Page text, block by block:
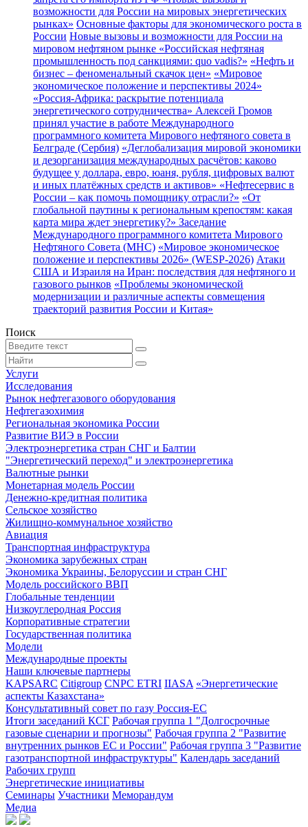
возможности для России на мировых энергетических
рынках» Основные факторы для экономического роста в
России Новые вызовы и возможности для России на
мировом нефтяном рынке «Российская нефтяная
промышленность под санкциями: quo vadis?» «Нефть и
бизнес – феноменальный скачок цен» «Мировое
экономическое положение и перспективы 2024»
«Россия-Африка: раскрытие потенциала
энергетического сотрудничества» Алексей Громов
принял участие в работе Международного
программного комитета Мирового нефтяного совета в
Белграде (Сербия) «Деглобализация мировой экономики
и дезорганизация международных расчётов: каково
будущее у доллара, евро, юаня, рубля, цифровых валют
и иных платёжных средств и активов» «Нефтесервис в
России – как помочь помощнику отрасли?» «От
глобальной паутины к региональным крепостям: какая
карта мира ждет энергетику?» Заседание
Международного программного комитета Мирового
Нефтяного Совета (МНС) «Мировое экономическое
положение и перспективы 2026» (WESP-2026) Атаки
США и Израиля на Иран: последствия для нефтяного и
газового рынков «Проблемы экономической
модернизации и различные аспекты совмещения
траекторий развития России и Китая»
Поиск
Услуги
Исследования
Рынок нефтегазового оборудования
Нефтегазохимия
Региональная экономика России
Развитие ВИЭ в России
Электроэнергетика стран СНГ и Балтии
"Энергетический переход" и электроэнергетика
Валютные рынки
Монетарная модель России
Денежно-кредитная политика
Сельское хозяйство
Жилищно-коммунальное хозяйство
Авиация
Транспортная инфраструктура
Экономика зарубежных стран
Экономика Украины, Белоруссии и стран СНГ
Модель российского ВВП
Глобальные тенденции
Низкоуглеродная Россия
Корпоративные стратегии
Государственная политика
Модели
Международные проекты
Наши ключевые партнеры
KAPSARC Citigroup CNPC ETRI IIASA «Энергетические
аспекты Казахстана»
Консультативный совет по газу Россия-ЕС
Итоги заседаний КСГ Рабочая группа 1 "Долгосрочные
газовые сценарии и прогнозы" Рабочая группа 2 "Развитие
внутренних рынков ЕС и России" Рабочая группа 3 "Развитие
газотранспортной инфраструктуры" Календарь заседаний
Рабочих групп
Энергетические инициативы
Семинары Участники Меморандум
Медиа